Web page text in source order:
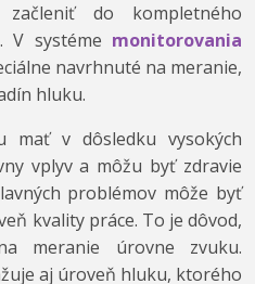
do kompletného
V systéme monitorovania
navrhnuté na meranie,
hluku.
mať v dôsledku vysokých
vplyv a môžu byť zdravie
problémov môže byť
kvality práce. To je dôvod,
meranie úrovne zvuku.
aj úroveň hluku, ktorého